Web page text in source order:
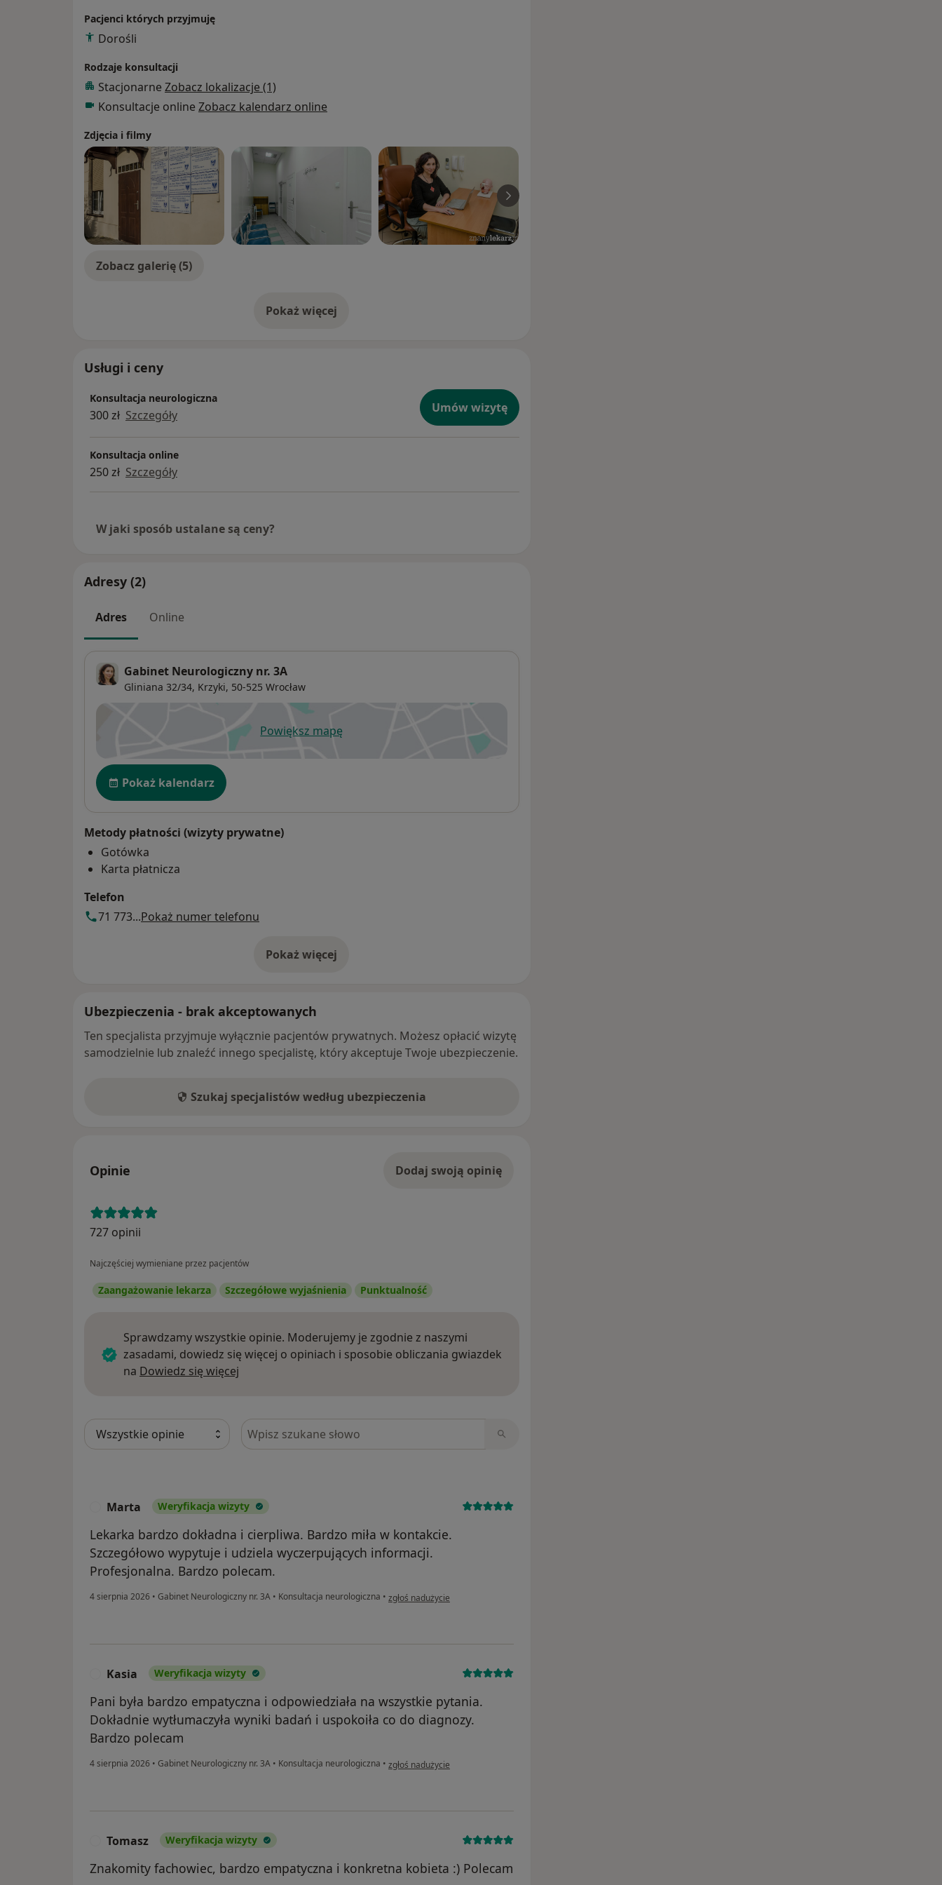
Gabinet zlokalizowany jest we Wrocławiu – Krzyki przy ul. Glinianej.
Serdecznie zapraszam!
Pacjenci których przyjmuję
Dorośli
Rodzaje konsultacji
Stacjonarne Zobacz lokalizacje (1)
Konsultacje online Zobacz kalendarz online
Zdjęcia i filmy
Zobacz galerię (5)
Pokaż więcejo doświadczeniu
Usługi i ceny
Konsultacja neurologiczna
300 zł Szczegóły Umów wizytę
Konsultacja online
250 zł Szczegóły
W jaki sposób ustalane są ceny?
Adresy (2)
Adres Online
Gabinet Neurologiczny nr. 3A
Gliniana 32/34, Krzyki, 50-525 Wrocław
Powiększ mapęotwiera się w nowej karcie
Dostępność
Pokaż kalendarz
Metody płatności (wizyty prywatne)
Gotówka
Karta płatnicza
Telefon
71 773...Pokaż numer telefonu
Pokaż więcej
o adresie
Ubezpieczenia - brak akceptowanych
Ten specjalista przyjmuje wyłącznie pacjentów prywatnych. Możesz opłacić wizytę
samodzielnie lub znaleźć innego specjalistę, który akceptuje Twoje ubezpieczenie.
Szukaj specjalistów według ubezpieczenia
Opinie Dodaj swoją opinię
727 opinii
Najczęściej wymieniane przez pacjentów
Zaangażowanie lekarza Szczegółowe wyjaśnienia Punktualność
Sprawdzamy wszystkie opinie. Moderujemy je zgodnie z naszymi
zasadami, dowiedz się więcej o opiniach i sposobie obliczania gwiazdek
na Dowiedz się więcej
Szukaj w opiniach
Marta Weryfikacja wizyty
Lekarka bardzo dokładna i cierpliwa. Bardzo miła w kontakcie.
Szczegółowo wypytuje i udziela wyczerpujących informacji.
Profesjonalna. Bardzo polecam.
4 sierpnia 2026 • Gabinet Neurologiczny nr. 3A • Konsultacja neurologiczna • w opinii użytkownika Marta
zgłoś nadużycie
Kasia Weryfikacja wizyty
Pani była bardzo empatyczna i odpowiedziała na wszystkie pytania.
Dokładnie wytłumaczyła wyniki badań i uspokoiła co do diagnozy.
Bardzo polecam
4 sierpnia 2026 • Gabinet Neurologiczny nr. 3A • Konsultacja neurologiczna • w opinii użytkownika Kasia
zgłoś nadużycie
Tomasz Weryfikacja wizyty
Znakomity fachowiec, bardzo empatyczna i konkretna kobieta :) Polecam